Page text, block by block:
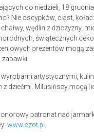
do niedzieli, 18
Nie oscypków, ciast,
wędlin z dziczyzny,
świątecznych
prezentów mogą
wyrobami artystycznymi,
z dziećmi. Milusińscy mogą
patronat nad
www.czot.pl .